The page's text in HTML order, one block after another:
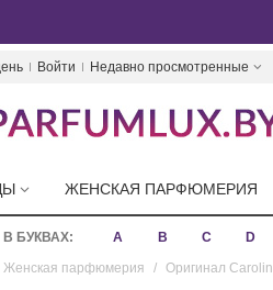
Войти Недавно просмотренные
ЖЕНСКАЯ ПАРФЮМЕРИЯ
БУКВАХ: A B C D
Женская парфюмерия / Оригинал